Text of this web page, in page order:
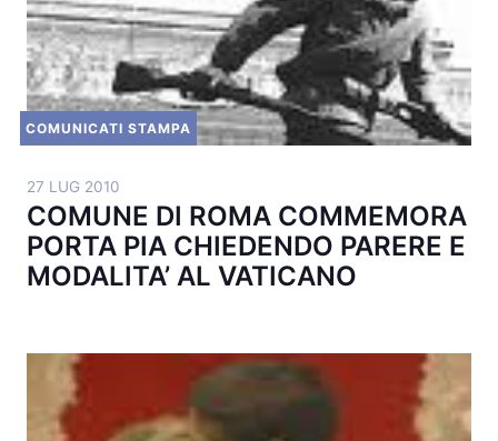
COMUNICATI STAMPA
27 LUG 2010
COMUNE DI ROMA COMMEMORA
PORTA PIA CHIEDENDO PARERE E
MODALITA’ AL VATICANO